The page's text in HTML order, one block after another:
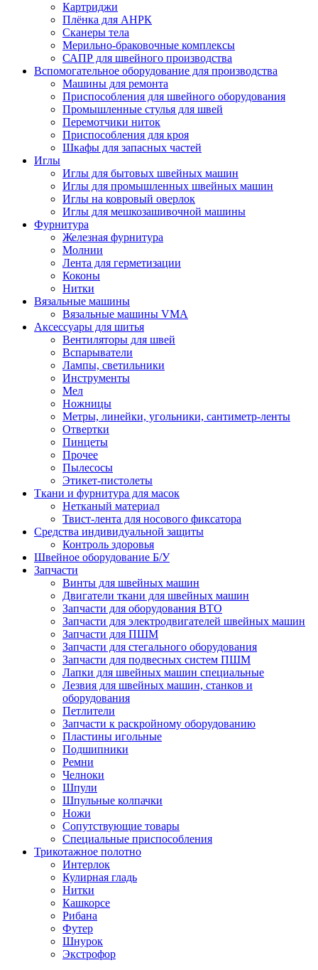
Картриджи
Плёнка для АНРК
Сканеры тела
Мерильно-браковочные комплексы
САПР для швейного производства
Вспомогательное оборудование для производства
Машины для ремонта
Приспособления для швейного оборудования
Промышленные стулья для швей
Перемотчики ниток
Приспособления для кроя
Шкафы для запасных частей
Иглы
Иглы для бытовых швейных машин
Иглы для промышленных швейных машин
Иглы на ковровый оверлок
Иглы для мешкозашивочной машины
Фурнитура
Железная фурнитура
Молнии
Лента для герметизации
Коконы
Нитки
Вязальные машины
Вязальные машины VMA
Аксессуары для шитья
Вентиляторы для швей
Вспарыватели
Лампы, светильники
Инструменты
Мел
Ножницы
Метры, линейки, угольники, сантиметр-ленты
Отвертки
Пинцеты
Прочее
Пылесосы
Этикет-пистолеты
Ткани и фурнитура для масок
Нетканый материал
Твист-лента для носового фиксатора
Средства индивидуальной защиты
Контроль здоровья
Швейное оборудование Б/У
Запчасти
Винты для швейных машин
Двигатели ткани для швейных машин
Запчасти для оборудования ВТО
Запчасти для электродвигателей швейных машин
Запчасти для ПШМ
Запчасти для стегального оборудования
Запчасти для подвесных систем ПШМ
Лапки для швейных машин специальные
Лезвия для швейных машин, станков и
оборудования
Петлители
Запчасти к раскройному оборудованию
Пластины игольные
Подшипники
Ремни
Челноки
Шпули
Шпульные колпачки
Ножи
Сопутствующие товары
Специальные приспособления
Трикотажное полотно
Интерлок
Кулирная гладь
Нитки
Кашкорсе
Рибана
Футер
Шнурок
Экстрофор